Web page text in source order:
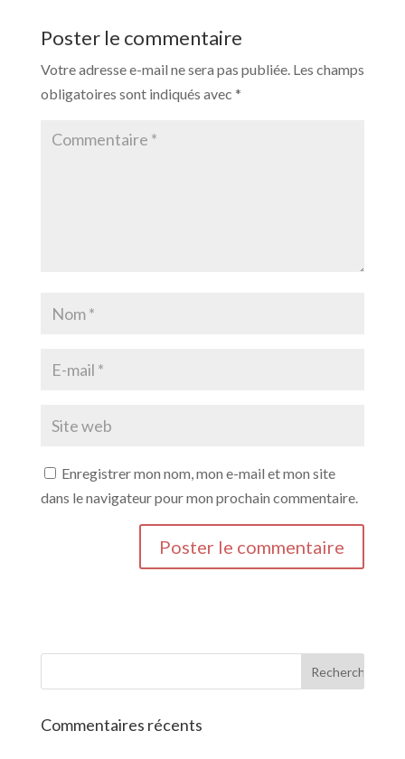
Poster le commentaire
Votre adresse e-mail ne sera pas publiée. Les champs
obligatoires sont indiqués avec *
Enregistrer mon nom, mon e-mail et mon site
dans le navigateur pour mon prochain commentaire.
Commentaires récents